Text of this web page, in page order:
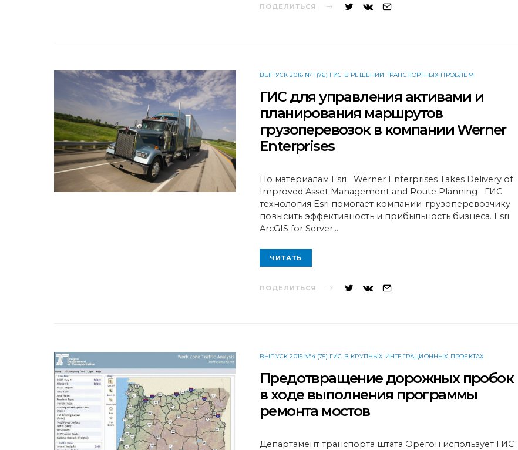
ПОДЕЛИТЬСЯ
ВЫПУСК 2016 №1 (76) ГИС В РЕШЕНИИ ТРАНСПОРТНЫХ ПРОБЛЕМ
ГИС для управления активами и
планирования маршрутов
грузоперевозок в компании Werner
Enterprises
По материалам Esri Werner Enterprises Takes Delivery of
Improved Asset Management and Route Planning ГИС
технология Esri помогает компании-грузоперевозчику
повысить эффективность и прибыльность бизнеса. Esri
ArcGIS for Server…
ЧИТАТЬ
ПОДЕЛИТЬСЯ
ВЫПУСК 2015 №4 (75) ГИС В КРУПНЫХ ИНТЕГРАЦИОННЫХ ПРОЕКТАХ
Предотвращение дорожных пробок
в ходе выполнения программы
ремонта мостов
Департамент транспорта штата Орегон использует ГИС